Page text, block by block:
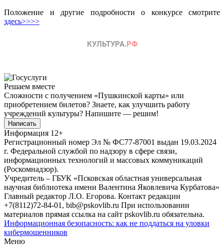
Положение и другие подробности о конкурсе смотрите
здесь>>>>
Решаем вместе
Сложности с получением «Пушкинской карты» или
приобретением билетов? Знаете, как улучшить работу
учреждений культуры? Напишите — решим!
Написать
Информация 12+
Регистрационный номер Эл № ФС77-87001 выдан 19.03.2024
г. Федеральной службой по надзору в сфере связи,
информационных технологий и массовых коммуникаций
(Роскомнадзор).
Учредитель – ГБУК «Псковская областная универсальная
научная библиотека имени Валентина Яковлевича Курбатова»
Главный редактор Л.О. Егорова. Контакт редакции
+7(8112)72-84-01, bib@pskovlib.ru При использовании
материалов прямая ссылка на сайт pskovlib.ru обязательна.
Информационная безопасность: как не поддаться на уловки
кибермошенников
Меню